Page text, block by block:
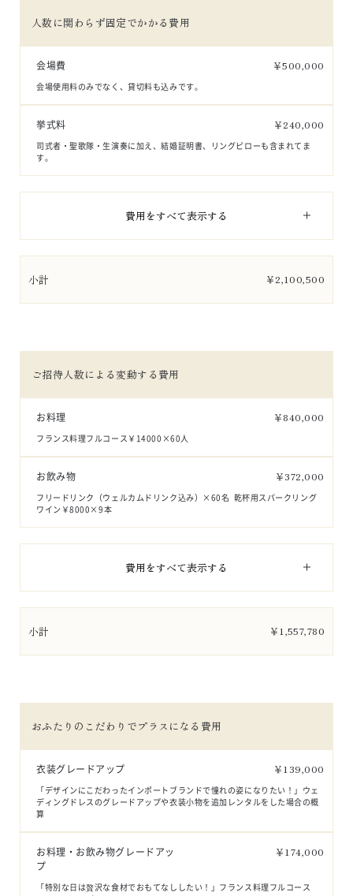
人数に関わらず固定でかかる費用
会場費 ￥500,000
会場使用料のみでなく、貸切料も込みです。
挙式料 ￥240,000
司式者・聖歌隊・生演奏に加え、結婚証明書、リングピローも含まれてま
す。
費用をすべて表示する
小計 ￥2,100,500
ご招待人数による変動する費用
お料理 ￥840,000
フランス料理フルコース￥14000×60人
お飲み物 ￥372,000
フリードリンク（ウェルカムドリンク込み）×60名  乾杯用スパークリング
ワイン￥8000×9本
費用をすべて表示する
小計 ￥1,557,780
おふたりのこだわりでプラスになる費用
衣装グレードアップ ￥139,000
「デザインにこだわったインポートブランドで憧れの姿になりたい！」ウェ
ディングドレスのグレードアップや衣装小物を追加レンタルをした場合の概
算
お料理・お飲み物グレードアッ
プ
￥174,000
「特別な日は贅沢な食材でおもてなししたい！」フランス料理フルコース